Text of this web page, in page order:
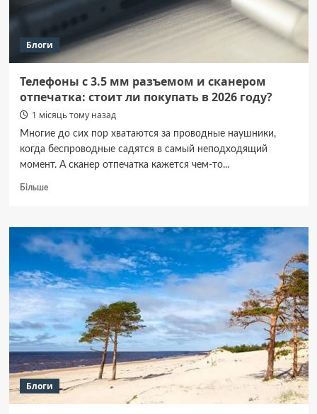
Блоги
Телефоны с 3.5 мм разъемом и сканером
отпечатка: стоит ли покупать в 2026 году?
1 місяць тому назад
Многие до сих пор хватаются за проводные наушники,
когда беспроводные садятся в самый неподходящий
момент. А сканер отпечатка кажется чем-то...
БільшеДокладніше
с
3.5
мм
разъемом
и
сканером
отпечатка:
стоит
ли
покупать
в
2026
году?
Блоги